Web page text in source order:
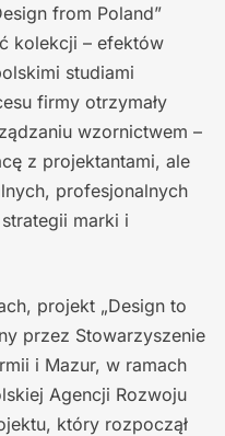
from Poland”
kolekcji – efektów
studiami
firmy otrzymały
wzornictwem –
z projektantami, ale
profesjonalnych
marki i
projekt „Design to
przez Stowarzyszenie
i Mazur, w ramach
Agencji Rozwoju
który rozpoczął